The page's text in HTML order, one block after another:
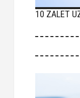
10 ZALET